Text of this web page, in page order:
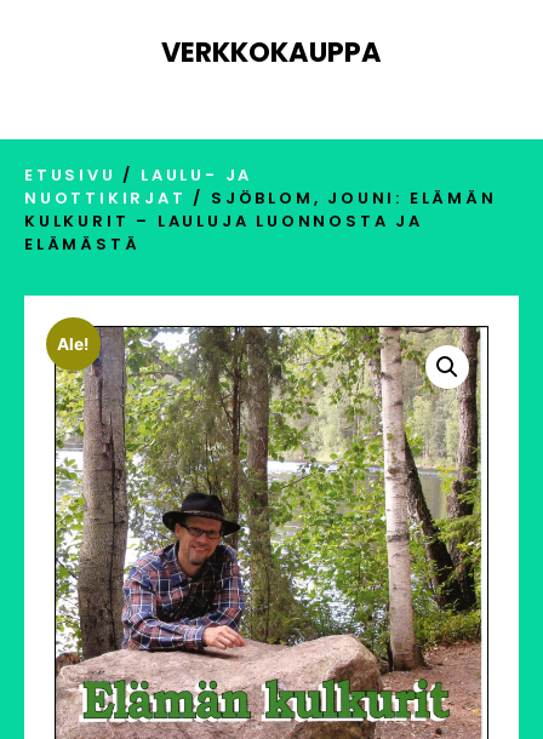
VERKKOKAUPPA
ETUSIVU / LAULU- JA
NUOTTIKIRJAT / SJÖBLOM, JOUNI: ELÄMÄN
KULKURIT – LAULUJA LUONNOSTA JA
ELÄMÄSTÄ
Ale!